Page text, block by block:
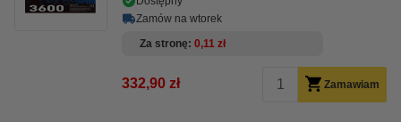
Zamów na wtorek
Za stronę 0,11 zł
332,90 zł Zamawiam